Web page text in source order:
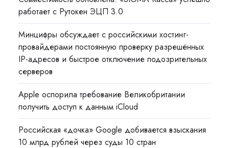
работает с Рутокен ЭЦП 3.0
Минцифры обсуждает с российскими хостинг-
провайдерами постоянную проверку разрешённых
IP-адресов и быстрое отключение подозрительных
серверов
Apple оспорила требование Великобритании
получить доступ к данным iCloud
Российская «дочка» Google добивается взыскания
10 млрд рублей через суды 10 стран